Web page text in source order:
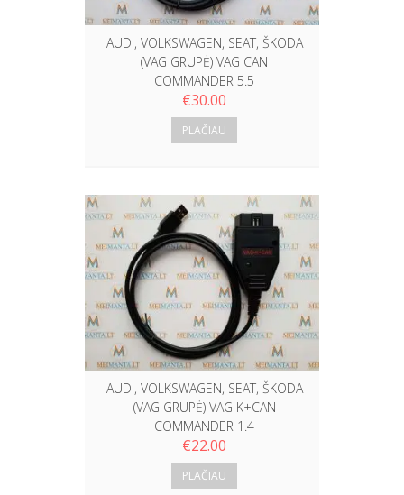
AUDI, VOLKSWAGEN, SEAT, ŠKODA
(VAG GRUPĖ) VAG CAN
COMMANDER 5.5
€30.00
PLAČIAU
AUDI, VOLKSWAGEN, SEAT, ŠKODA
(VAG GRUPĖ) VAG K+CAN
COMMANDER 1.4
€22.00
PLAČIAU